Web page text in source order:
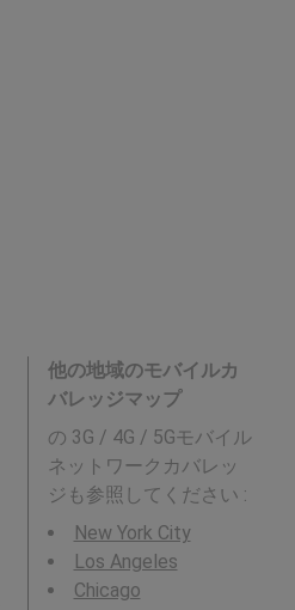
他の地域のモバイルカ
バレッジマップ
の 3G / 4G / 5Gモバイル
ネットワークカバレッ
ジも参照してください :
New York City
Los Angeles
Chicago